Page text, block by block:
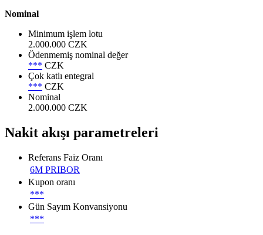
Nominal
Minimum işlem lotu
2.000.000 CZK
Ödenmemiş nominal değer
*** CZK
Çok katlı entegral
*** CZK
Nominal
2.000.000 CZK
Nakit akışı parametreleri
Referans Faiz Oranı
6M PRIBOR
Kupon oranı
***
Gün Sayım Konvansiyonu
***